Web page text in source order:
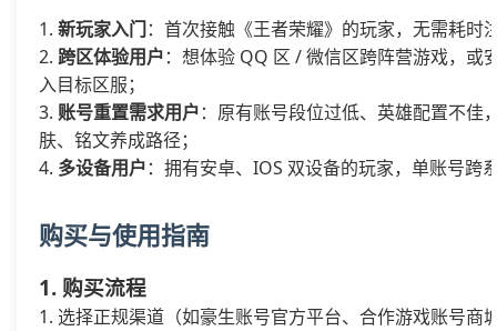
新玩家入门：首次接触《王者荣耀》的玩家，无需耗
跨区体验用户：想体验 QQ 区 / 微信区跨阵营游戏，或
入目标区服；
账号重置需求用户：原有账号段位过低、英雄配置不佳
肤、铭文养成路径；
多设备用户：拥有安卓、IOS 双设备的玩家，单账号
购买与使用指南
1. 购买流程
选择正规渠道（如豪生账号官方平台、合作游戏账号商